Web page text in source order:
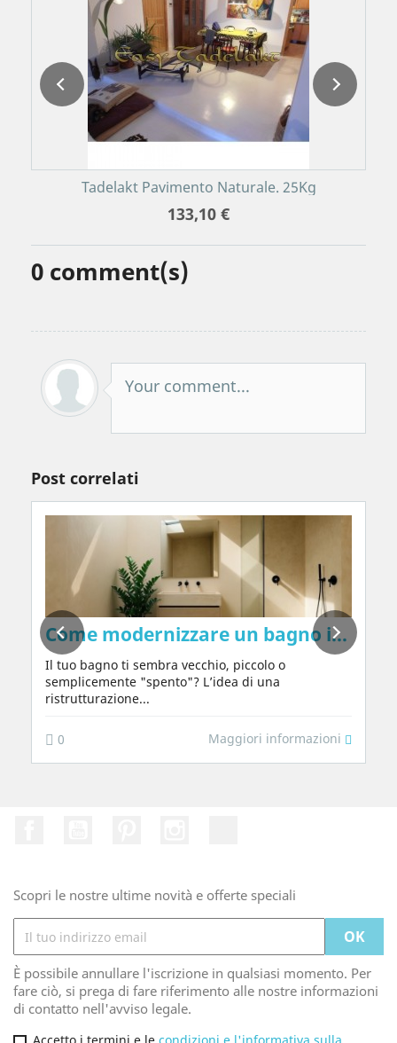
Tadelakt Pavimento Naturale. 25Kg
133,10 €
0 comment(s)
Your comment...
Post correlati
pareti in modo naturale, senza prodotti
Come modernizzare un bagno in
Il tuo bagno ti sembra vecchio, piccolo o
semplicemente "spento"? L’idea di una
ristrutturazione...
0 Maggiori informazioni
Scopri le nostre ultime novità e offerte speciali
È possibile annullare l'iscrizione in qualsiasi momento. Per
fare ciò, si prega di fare riferimento alle nostre informazioni
di contatto nell'avviso legale.